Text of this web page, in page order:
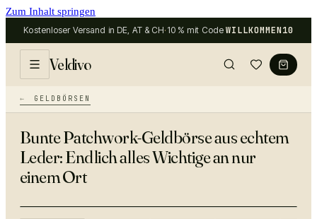
Zum Inhalt springen
Kostenloser Versand in DE, AT & CH· 10 % mit Code WILLKOMMEN10
Veldivo
GELDBÖRSEN
Bunte Patchwork-Geldbörse aus echtem
Leder: Endlich alles Wichtige an nur
einem Ort